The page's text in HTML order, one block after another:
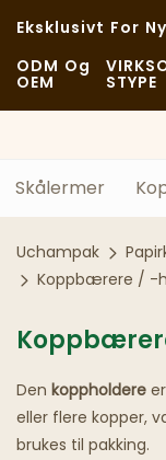
Eksklusivt For
ODM Og
OEM STYPE
Kafeer Og
Buffé
Matvogner
Bakeri
Skålermer
Uchampak
Koppbærere / -
Den koppholdere
eller flere kopper,
brukes til pakking.